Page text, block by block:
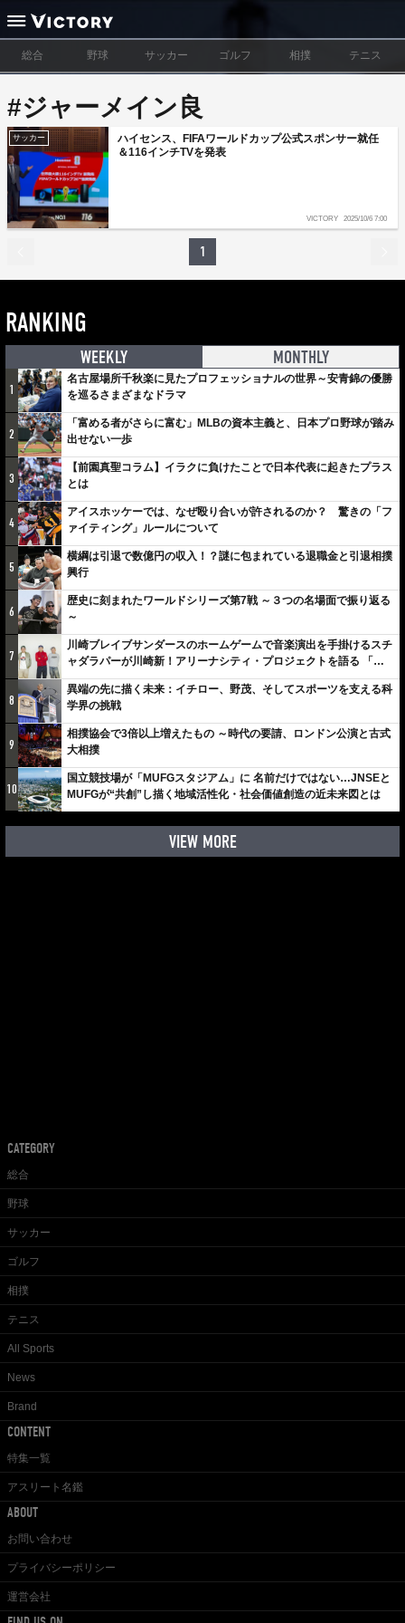
総合 野球 サッカー ゴルフ 相撲 テニス
#ジャーメイン良
サッカー
ハイセンス、FIFAワールドカップ公式スポンサー就任
＆116インチTVを発表
VICTORY 2025/10/6 7:00
1
RANKING
WEEKLY MONTHLY
1
名古屋場所千秋楽に見たプロフェッショナルの世界～安青錦の優勝
を巡るさまざまなドラマ
2
「富める者がさらに富む」MLBの資本主義と、日本プロ野球が踏み
出せない一歩
3
【前園真聖コラム】イラクに負けたことで日本代表に起きたプラス
とは
4
アイスホッケーでは、なぜ殴り合いが許されるのか？ 驚きの「フ
ァイティング」ルールについて
5
横綱は引退で数億円の収入！？謎に包まれている退職金と引退相撲
興行
6
歴史に刻まれたワールドシリーズ第7戦 ～３つの名場面で振り返る
～
7
川崎ブレイブサンダースのホームゲームで音楽演出を手掛けるスチ
ャダラパーが川崎新！アリーナシティ・プロジェクトを語る 「楽
しみでしかないでしょ。川崎は、ずっと成長曲線だから」
8
異端の先に描く未来：イチロー、野茂、そしてスポーツを支える科
学界の挑戦
9
相撲協会で3倍以上増えたもの ～時代の要請、ロンドン公演と古式
大相撲
10
国立競技場が「MUFGスタジアム」に 名前だけではない…JNSEと
MUFGが“共創”し描く地域活性化・社会価値創造の近未来図とは
VIEW MORE
CATEGORY
総合
野球
サッカー
ゴルフ
相撲
テニス
All Sports
News
Brand
CONTENT
特集一覧
アスリート名鑑
ABOUT
お問い合わせ
プライバシーポリシー
運営会社